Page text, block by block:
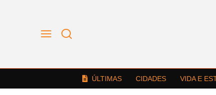
ÚLTIMAS CIDADES VIDA E